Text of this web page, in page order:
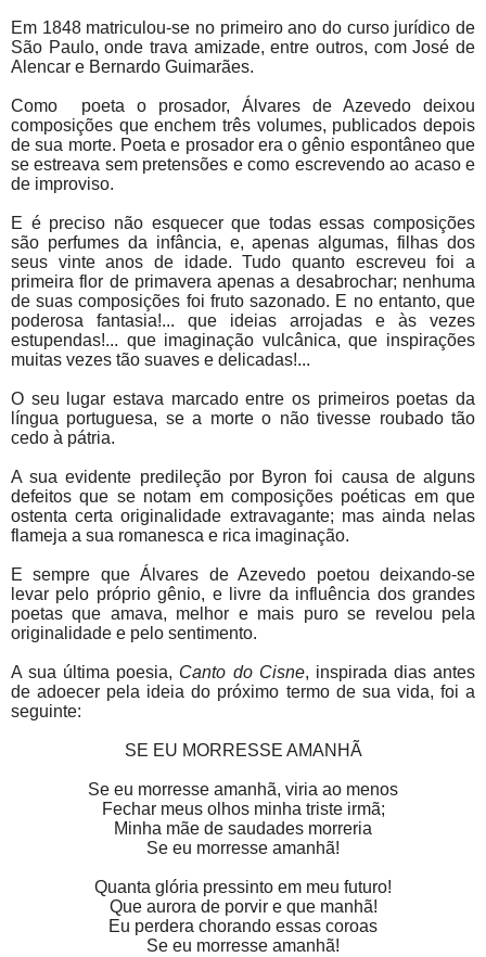
Em 1848 matriculou-se no primeiro ano do curso jurídico de
São Paulo, onde trava amizade, entre outros, com José de
Alencar e Bernardo Guimarães.
Como
poeta o prosador, Álvares de Azevedo deixou
composições que enchem três volumes, publicados depois
de sua morte. Poeta e prosador era o gênio espontâneo que
se estreava sem pretensões e como escrevendo ao acaso e
de improviso.
E é preciso não esquecer que todas essas composições
são perfumes da infância, e, apenas algumas, filhas dos
seus vinte anos de idade. Tudo quanto escreveu foi a
primeira flor de primavera apenas a desabrochar; nenhuma
de suas composições foi fruto sazonado. E no entanto, que
poderosa fantasia!... que ideias arrojadas e às vezes
estupendas!... que imaginação vulcânica, que inspirações
muitas vezes tão suaves e delicadas!...
O seu lugar estava marcado entre os primeiros poetas da
língua portuguesa, se a morte o não tivesse roubado tão
cedo à pátria.
A sua evidente predileção por Byron foi causa de alguns
defeitos que se notam em composições poéticas em que
ostenta certa originalidade extravagante; mas ainda nelas
flameja a sua romanesca e rica imaginação.
E sempre que Álvares de Azevedo poetou deixando-se
levar pelo próprio gênio, e livre da influência dos grandes
poetas que amava, melhor e mais puro se revelou pela
originalidade e pelo sentimento.
A sua última poesia, Canto do Cisne, inspirada dias antes
de adoecer pela ideia do próximo termo de sua vida, foi a
seguinte:
SE EU MORRESSE AMANHÃ
Se eu morresse amanhã, viria ao menos
Fechar meus olhos minha triste irmã;
Minha mãe de saudades morreria
Se eu morresse amanhã!
Quanta glória pressinto em meu futuro!
Que aurora de porvir e que manhã!
Eu perdera chorando essas coroas
Se eu morresse amanhã!